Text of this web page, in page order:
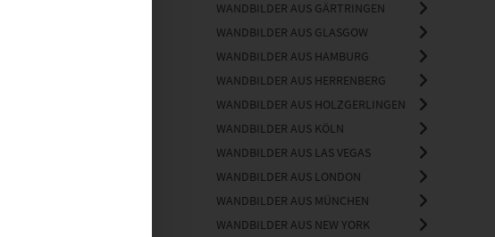
WANDBILDER AUS GÄRTRINGEN
WANDBILDER AUS GLASGOW
WANDBILDER AUS HAMBURG
WANDBILDER AUS HERRENBERG
WANDBILDER AUS HOLZGERLINGEN
WANDBILDER AUS KÖLN
WANDBILDER AUS LAS VEGAS
WANDBILDER AUS LONDON
WANDBILDER AUS MÜNCHEN
WANDBILDER AUS NEW YORK